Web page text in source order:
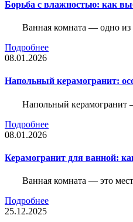
Борьба с влажностью: как
Ванная комната — одно из
Подробнее
08.01.2026
Напольный керамогранит:
Напольный керамогранит
Подробнее
08.01.2026
Керамогранит для ванной:
Ванная комната — это
Подробнее
25.12.2025